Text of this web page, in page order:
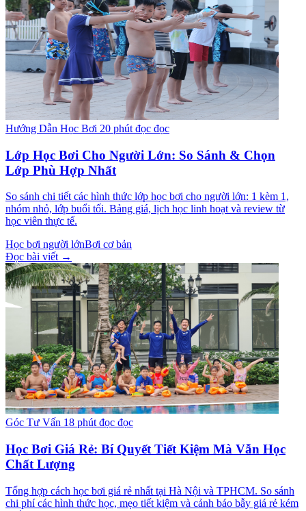
Hướng Dẫn Học Bơi 20 phút đọc đọc
Lớp Học Bơi Cho Người Lớn: So Sánh & Chọn
Lớp Phù Hợp Nhất
So sánh chi tiết các hình thức lớp học bơi cho người lớn: 1 kèm 1,
nhóm nhỏ, lớp buổi tối. Bảng giá, lịch học linh hoạt và review từ
học viên thực tế.
Học bơi người lớnBơi cơ bản
Đọc bài viết →
Góc Tư Vấn 18 phút đọc đọc
Học Bơi Giá Rẻ: Bí Quyết Tiết Kiệm Mà Vẫn Học
Chất Lượng
Tổng hợp cách học bơi giá rẻ nhất tại Hà Nội và TPHCM. So sánh
chi phí các hình thức học, mẹo tiết kiệm và cảnh báo bẫy giá rẻ kém